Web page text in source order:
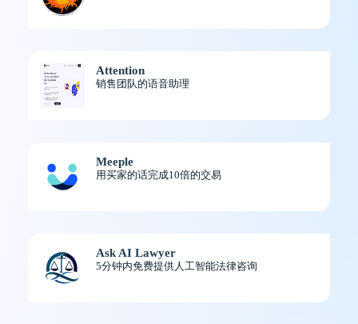
Attention
销售团队的语音助理
Meeple
用买家的话完成10倍的交易
Ask AI Lawyer
5分钟内免费提供人工智能法律咨询